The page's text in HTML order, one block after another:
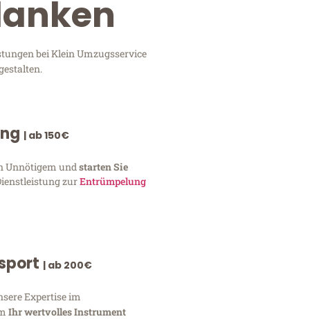
bei Klein Umzugsservice
| ab 150€
Unnötigem undstarten Sie
zurEntrümpelung
| ab 200€
Expertise im
Ihr wertvolles Instrument